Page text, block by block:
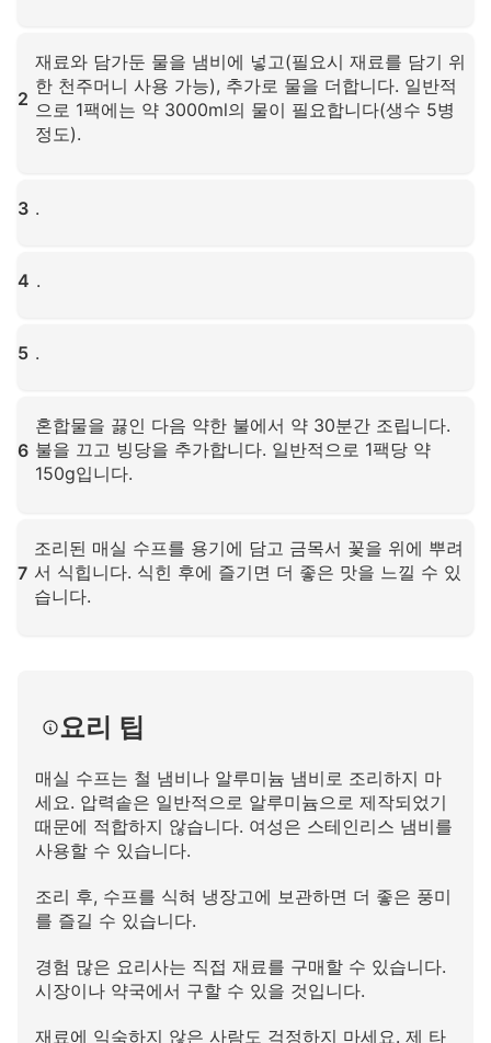
2
재료와 담가둔 물을 냄비에 넣고(필요시 재료를 담기 위
한 천주머니 사용 가능), 추가로 물을 더합니다. 일반적
으로 1팩에는 약 3000ml의 물이 필요합니다(생수 5병
정도).
3 .
4 .
5 .
6
혼합물을 끓인 다음 약한 불에서 약 30분간 조립니다.
불을 끄고 빙당을 추가합니다. 일반적으로 1팩당 약
150g입니다.
7
조리된 매실 수프를 용기에 담고 금목서 꽃을 위에 뿌려
서 식힙니다. 식힌 후에 즐기면 더 좋은 맛을 느낄 수 있
습니다.
요리 팁
매실 수프는 철 냄비나 알루미늄 냄비로 조리하지 마
세요. 압력솥은 일반적으로 알루미늄으로 제작되었기
때문에 적합하지 않습니다. 여성은 스테인리스 냄비를
사용할 수 있습니다.
조리 후, 수프를 식혀 냉장고에 보관하면 더 좋은 풍미
를 즐길 수 있습니다.
경험 많은 요리사는 직접 재료를 구매할 수 있습니다.
시장이나 약국에서 구할 수 있을 것입니다.
재료에 익숙하지 않은 사람도 걱정하지 마세요. 제 타